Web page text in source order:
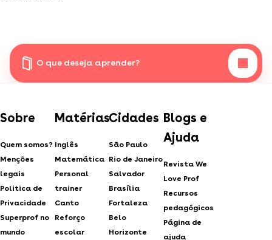
O que deseja aprender?
Sobre
Quem somos?
Menções
legais
Politica de
Privacidade
Superprof no
mundo
Matérias
Inglês
Matemática
Personal
trainer
Canto
Reforço
escolar
Cidades
São Paulo
Rio de Janeiro
Salvador
Brasília
Fortaleza
Belo
Horizonte
Blogs e
Ajuda
Revista We
Love Prof
Recursos
pedagógicos
Página de
ajuda